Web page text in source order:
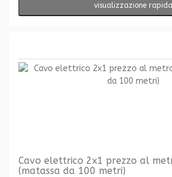
visualizzazione rapida
Cavo elettrico 2x1 prezzo al
(matassa da 100 metri)